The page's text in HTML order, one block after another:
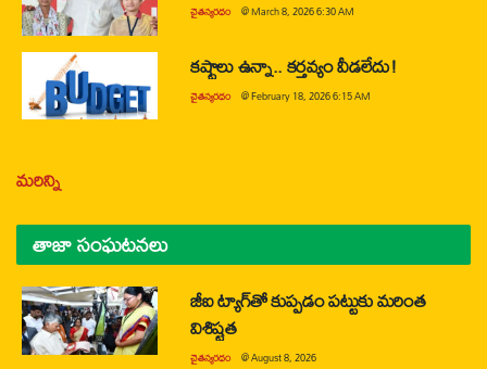
చైతన్యరధం @March 8, 2026 6:30 AM
కష్టాలు ఉన్నా.. కర్తవ్యం వీడలేదు!
చైతన్యరధం @February 18, 2026 6:15 AM
మరిన్ని
తాజా సంఘటనలు
జీఐ ట్యాగ్‌తో కుప్పడం పట్టుకు మరింత
విశిష్టత
చైతన్యరధం @August 8, 2026